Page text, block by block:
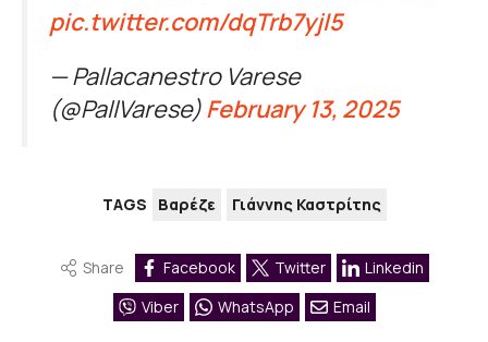
pic.twitter.com/dqTrb7yjI5
— Pallacanestro Varese
(@PallVarese)February 13, 2025
TAGS Βαρέζε Γιάννης Καστρίτης
Share Facebook Twitter
Linkedin
Viber
WhatsApp Email